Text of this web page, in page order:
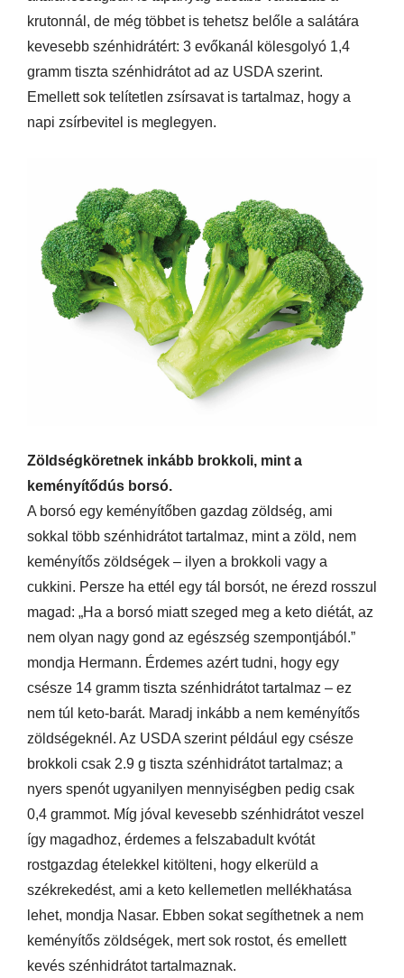
krutonnál, de még többet is tehetsz belőle a salátára
kevesebb szénhidrátért: 3 evőkanál kölesgolyó 1,4
gramm tiszta szénhidrátot ad az USDA szerint.
Emellett sok telítetlen zsírsavat is tartalmaz, hogy a
napi zsírbevitel is meglegyen.
Zöldségköretnek inkább brokkoli, mint a
keményítődús borsó.
A borsó egy keményítőben gazdag zöldség, ami
sokkal több szénhidrátot tartalmaz, mint a zöld, nem
keményítős zöldségek – ilyen a brokkoli vagy a
cukkini. Persze ha ettél egy tál borsót, ne érezd rosszul
magad: „Ha a borsó miatt szeged meg a keto diétát, az
nem olyan nagy gond az egészség szempontjából.”
mondja Hermann. Érdemes azért tudni, hogy egy
csésze 14 gramm tiszta szénhidrátot tartalmaz – ez
nem túl keto-barát. Maradj inkább a nem keményítős
zöldségeknél. Az USDA szerint például egy csésze
brokkoli csak 2.9 g tiszta szénhidrátot tartalmaz; a
nyers spenót ugyanilyen mennyiségben pedig csak
0,4 grammot. Míg jóval kevesebb szénhidrátot veszel
így magadhoz, érdemes a felszabadult kvótát
rostgazdag ételekkel kitölteni, hogy elkerüld a
székrekedést, ami a keto kellemetlen mellékhatása
lehet, mondja Nasar. Ebben sokat segíthetnek a nem
keményítős zöldségek, mert sok rostot, és emellett
kevés szénhidrátot tartalmaznak.